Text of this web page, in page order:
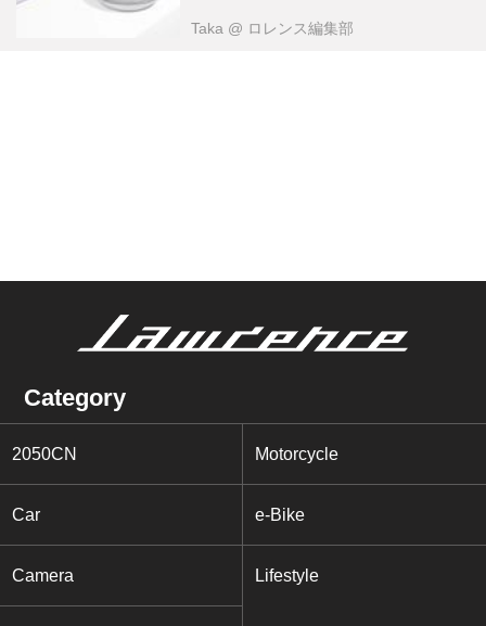
Taka @ ロレンス編集部
Category
2050CN Motorcycle
Car e-Bike
Camera Lifestyle